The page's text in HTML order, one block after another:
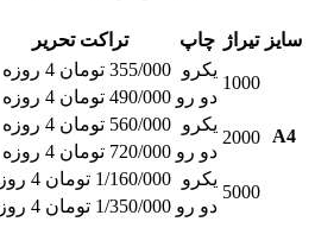
سایز تیراژ چاپ تراکت تحریر
A4
1000
یکرو 355/000 تومان 4 روزه
دو رو 490/000 تومان 4 روزه
2000
یکرو 560/000 تومان 4 روزه
دو رو 720/000 تومان 4 روزه
5000
یکرو 1/160/000 تومان 4 روزه
دو رو 1/350/000 تومان 4 روزه